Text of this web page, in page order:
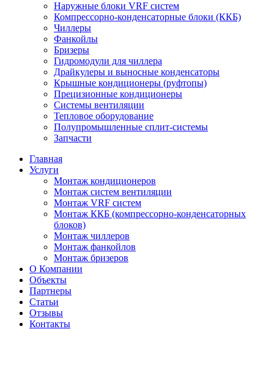
Наружные блоки VRF cистем
Компрессорно-конденсаторные блоки (ККБ)
Чиллеры
Фанкойлы
Бризеры
Гидромодули для чиллера
Драйкулеры и выносные конденсаторы
Крышные кондиционеры (руфтопы)
Прецизионные кондиционеры
Системы вентиляции
Тепловое оборудование
Полупромышленные сплит-системы
Запчасти
Главная
Услуги
Монтаж кондиционеров
Монтаж cистем вентиляции
Монтаж VRF систем
Монтаж ККБ (компрессорно-конденсаторных
блоков)
Монтаж чиллеров
Монтаж фанкойлов
Монтаж бризеров
О Компании
Объекты
Партнеры
Статьи
Отзывы
Контакты